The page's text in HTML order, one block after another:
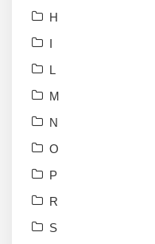
H
I
L
M
N
O
P
R
S